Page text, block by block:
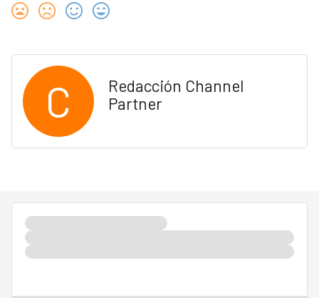
C
Redacción Channel
Partner